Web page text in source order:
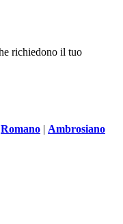
richiedono il tuo
Romano | Ambrosiano